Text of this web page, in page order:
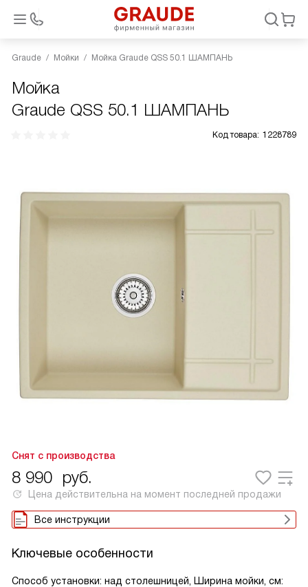
Graude Мойки Мойка Graude QSS 50.1 ШАМПАНЬ
Мойка
Graude QSS 50.1 ШАМПАНЬ
Код товара: 1228789
Снят с производства
8 990 руб.
Цена действительна на момент последней продажи
Все инструкции
Ключевые особенности
Способ установки: над столешницей, Ширина мойки, см: